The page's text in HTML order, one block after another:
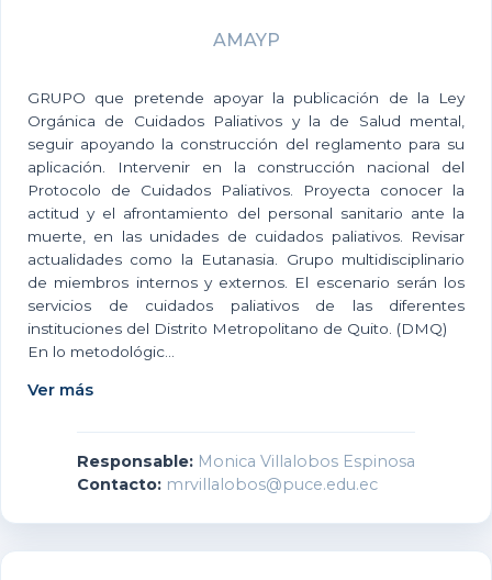
AMAYP
GRUPO que pretende apoyar la publicación de la Ley
Orgánica de Cuidados Paliativos y la de Salud mental,
seguir apoyando la construcción del reglamento para su
aplicación. Intervenir en la construcción nacional del
Protocolo de Cuidados Paliativos. Proyecta conocer la
actitud y el afrontamiento del personal sanitario ante la
muerte, en las unidades de cuidados paliativos. Revisar
actualidades como la Eutanasia. Grupo multidisciplinario
de miembros internos y externos. El escenario serán los
servicios de cuidados paliativos de las diferentes
instituciones del Distrito Metropolitano de Quito. (DMQ)
En lo metodológic...
Ver más
Responsable: Monica Villalobos Espinosa
Contacto: mrvillalobos@puce.edu.ec